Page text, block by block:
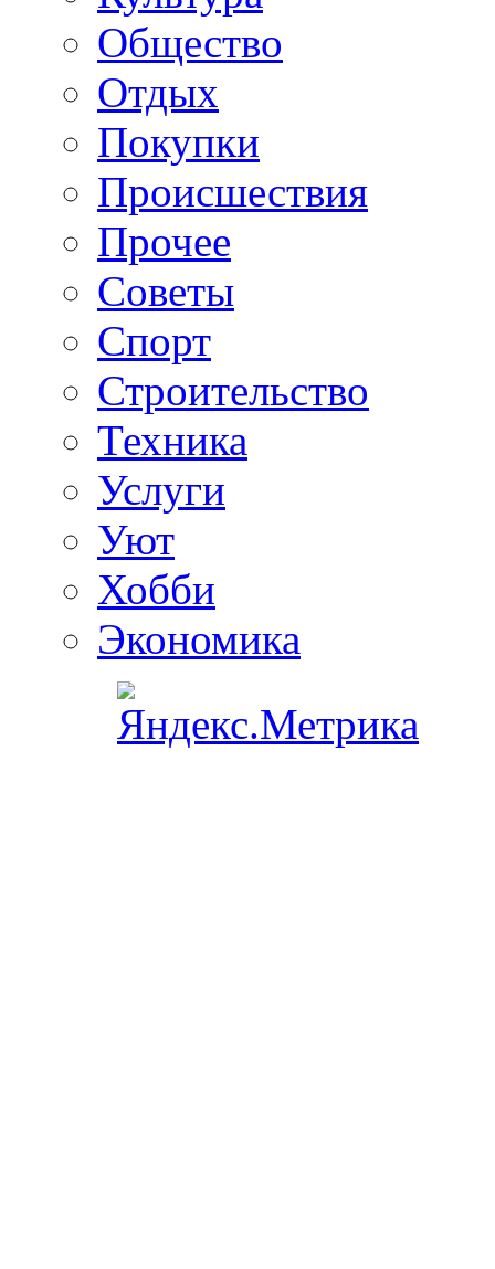
Общество
Отдых
Покупки
Происшествия
Прочее
Советы
Спорт
Строительство
Техника
Услуги
Уют
Хобби
Экономика